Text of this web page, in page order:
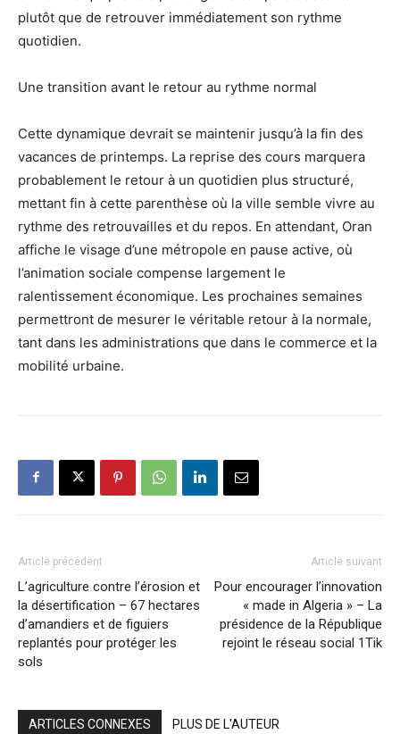
plutôt que de retrouver immédiatement son rythme
quotidien.
Une transition avant le retour au rythme normal
Cette dynamique devrait se maintenir jusqu’à la fin des
vacances de printemps. La reprise des cours marquera
probablement le retour à un quotidien plus structuré,
mettant fin à cette parenthèse où la ville semble vivre au
rythme des retrouvailles et du repos. En attendant, Oran
affiche le visage d’une métropole en pause active, où
l’animation sociale compense largement le
ralentissement économique. Les prochaines semaines
permettront de mesurer le véritable retour à la normale,
tant dans les administrations que dans le commerce et la
mobilité urbaine.
Article précédent
L’agriculture contre l’érosion et
la désertification – 67 hectares
d’amandiers et de figuiers
replantés pour protéger les
sols
Article suivant
Pour encourager l’innovation
« made in Algeria » – La
présidence de la République
rejoint le réseau social 1Tik
ARTICLES CONNEXES PLUS DE L'AUTEUR